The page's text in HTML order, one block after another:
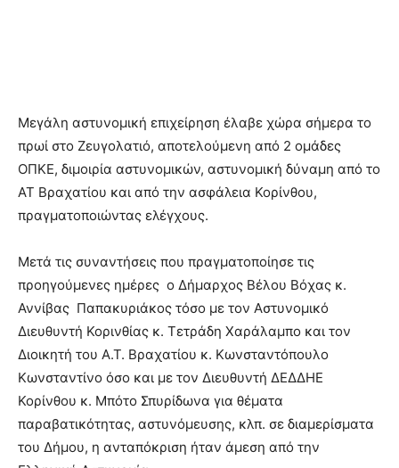
Μεγάλη αστυνομική επιχείρηση έλαβε χώρα σήμερα το
πρωί στο Ζευγολατιό, αποτελούμενη από 2 ομάδες
ΟΠΚΕ, διμοιρία αστυνομικών, αστυνομική δύναμη από το
ΑΤ Βραχατίου και από την ασφάλεια Κορίνθου,
πραγματοποιώντας ελέγχους.
Μετά τις συναντήσεις που πραγματοποίησε τις
προηγούμενες ημέρες ο Δήμαρχος Βέλου Βόχας κ.
Αννίβας Παπακυριάκος τόσο με τον Αστυνομικό
Διευθυντή Κορινθίας κ. Τετράδη Χαράλαμπο και τον
Διοικητή του Α.Τ. Βραχατίου κ. Κωνσταντόπουλο
Κωνσταντίνο όσο και με τον Διευθυντή ΔΕΔΔΗΕ
Κορίνθου κ. Μπότο Σπυρίδωνα για θέματα
παραβατικότητας, αστυνόμευσης, κλπ. σε διαμερίσματα
του Δήμου, η ανταπόκριση ήταν άμεση από την